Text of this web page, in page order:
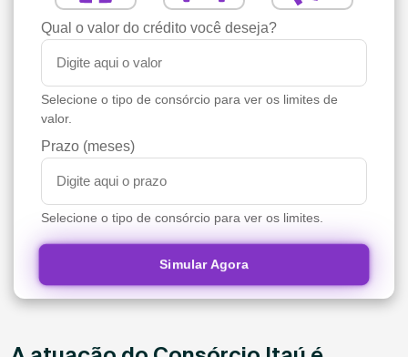
Qual o valor do crédito você deseja?
Selecione o tipo de consórcio para ver os limites de
valor.
Prazo (meses)
Selecione o tipo de consórcio para ver os limites.
Simular Agora